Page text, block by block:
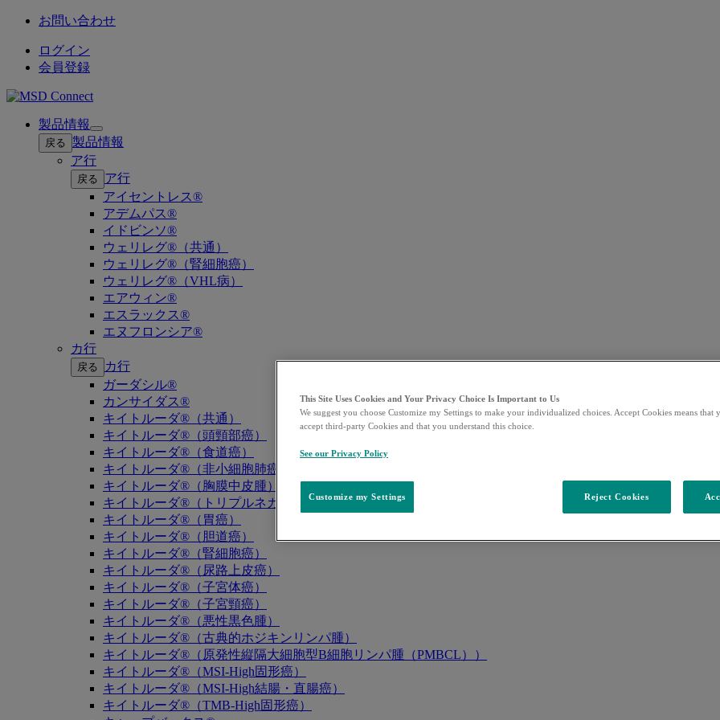
お問い合わせ
ログイン
会員登録
製品情報
Open
submenu
戻る 製品情報
ア行
戻る
ア行
アイセントレス®
アデムパス®
イドビンソ®
ウェリレグ®（共通）
ウェリレグ®（腎細胞癌）
ウェリレグ®（VHL病）
エアウィン®
エスラックス®
エヌフロンシア®
カ行
戻る
カ行
ガーダシル®
カンサイダス®
キイトルーダ®（共通）
キイトルーダ®（頭頸部癌）
キイトルーダ®（食道癌）
キイトルーダ®（非小細胞肺癌）
キイトルーダ®（胸膜中皮腫）
キイトルーダ®（トリプルネガティブ乳癌）
キイトルーダ®（胃癌）
キイトルーダ®（胆道癌）
キイトルーダ®（腎細胞癌）
キイトルーダ®（尿路上皮癌）
キイトルーダ®（子宮体癌）
キイトルーダ®（子宮頸癌）
キイトルーダ®（悪性黒色腫）
キイトルーダ®（古典的ホジキンリンパ腫）
キイトルーダ®（原発性縦隔大細胞型B細胞リンパ腫（PMBCL））
キイトルーダ®（MSI-High固形癌）
キイトルーダ®（MSI-High結腸・直腸癌）
キイトルーダ®（TMB-High固形癌）
This Site Uses Cookies and Your Privacy Choice Is Important to Us
We suggest you choose Customize my Settings to make your individualized choices. Accept Cookies means that
accept third-party Cookies and that you understand this choice.
See our Privacy Policy
Customize my Settings Reject Cookies